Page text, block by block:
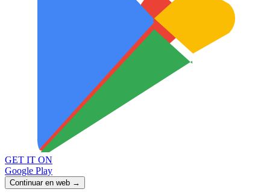
GET IT ON
Google Play
Continuar en web →